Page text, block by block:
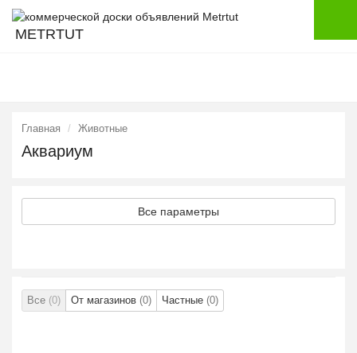
METRTUT
Главная Животные
Аквариум
Все параметры
Все (0) От магазинов (0) Частные (0)